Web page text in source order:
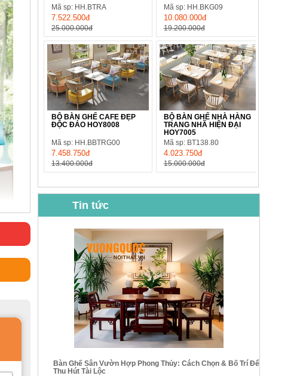
Mã sp: HH.BTRA
7.522.500đ
25.000.000đ
Mã sp: HH.BKG09
10.080.000đ
19.200.000đ
BỘ BÀN GHẾ CAFE ĐẸP
ĐỘC ĐÁO HOY8008
Mã sp: HH.BBTRG00
7.458.750đ
13.400.000đ
BỘ BÀN GHẾ NHÀ HÀNG
TRANG NHÃ HIỆN ĐẠI
HOY7005
Mã sp: BT138.80
4.023.750đ
15.000.000đ
BỘ BÀN GHẾ CAFE NHẬP
KHẨU CAO CẤP HOY7006
Mã sp: BT135
14.178.750đ
24.700.000đ
BỘ BÀN TRÀ GỖ TỰ NHIÊN
PHONG CÁCH TRUNG HOA
KIỂU MỚI...
Mã sp: BT138.80
20.250.000đ
39.150.000đ
Tin tức
Bàn Ghế Sân Vườn Hợp Phong Thủy: Cách Chọn & Bố Trí Để
Thu Hút Tài Lộc